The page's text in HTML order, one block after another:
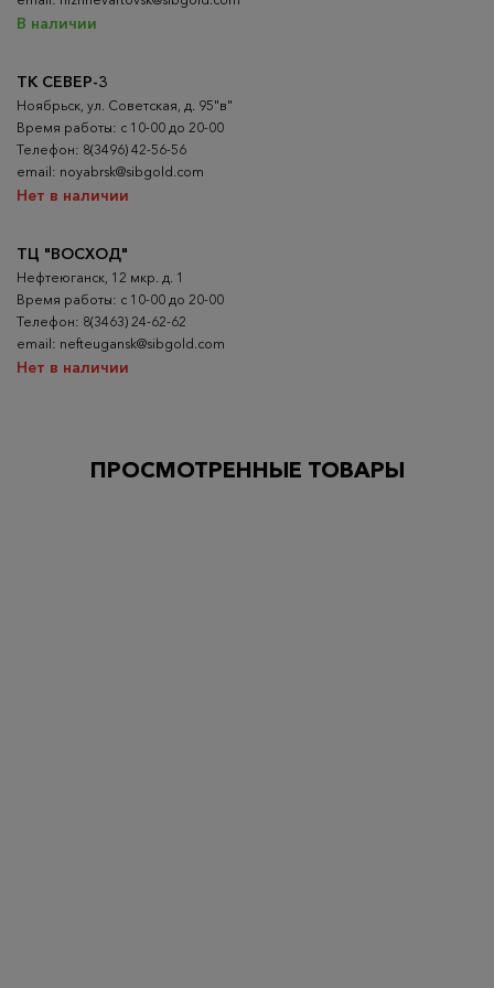
ТК СЕВЕР-3
Ноябрьск, ул. Советская, д. 95"в"
Время работы: с 10-00 до 20-00
Телефон: 8(3496) 42-56-56
email: noyabrsk@sibgold.com
Нет в наличии
ТЦ "ВОСХОД"
Нефтеюганск, 12 мкр. д. 1
Время работы: с 10-00 до 20-00
Телефон: 8(3463) 24-62-62
email: nefteugansk@sibgold.com
Нет в наличии
В наличии
ПРОСМОТРЕННЫЕ ТОВАРЫ